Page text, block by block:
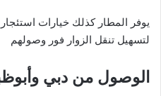
يوفر المطار كذلك خيارات
لتسهيل تنقل الزوار فور وصولهم
الوصول من دبي